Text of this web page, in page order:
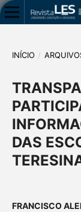
INÍCIO /
DAS
FRANCISCO